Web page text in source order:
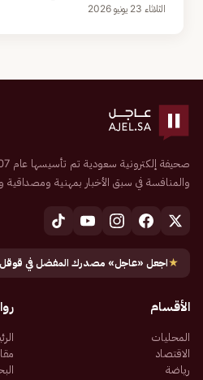
الثلاثاء 23 يونيو 2026
والمنافسة في سبق الأخبار بمهنية
★اجعل «عاجل» مصدرك المفضل في قوقل
الأقسام
المحليات
الاقتصاد
رياضة